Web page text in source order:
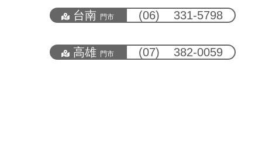
台南 門市 (06) 331-5798
高雄 門市 (07) 382-0059